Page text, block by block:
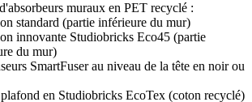
muraux en PET recyclé :
standard (partie inférieure du mur)
innovante Studiobricks Eco45 (partie
du mur)
SmartFuser au niveau de la tête en noir ou
en Studiobricks EcoTex (coton recyclé)